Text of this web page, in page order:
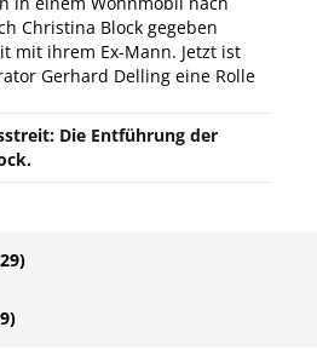
Christina Block gegeben
mit ihrem Ex-Mann. Jetzt ist
Gerhard Delling eine Rolle
Die Entführung der